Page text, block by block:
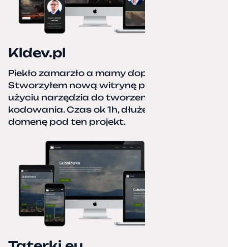
Kldev.pl
Piekło zamarzło a mamy dopiero jesień.
Stworzyłem nową witrynę portfolio przy
użyciu narzędzia do tworzenia stron bez
kodowania. Czas ok 1h, dłużej podpinałem
domenę pod ten projekt.